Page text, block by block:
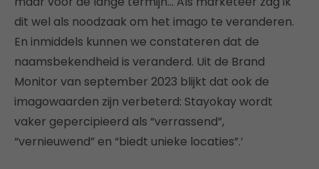
dit wel als noodzaak om het imago te veranderen.
En inmiddels kunnen we constateren dat de
naamsbekendheid is veranderd. Uit de Brand
Monitor van september 2023 blijkt dat ook de
imagowaarden zijn verbeterd: Stayokay wordt
vaker gepercipieerd als “verrassend”,
“vernieuwend” en “biedt unieke locaties”.’